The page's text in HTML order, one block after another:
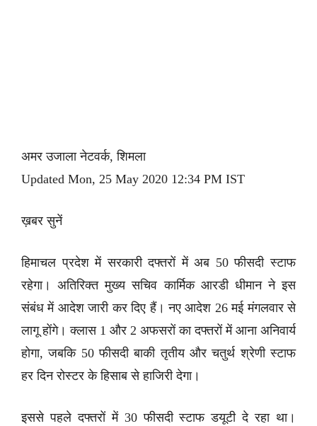
अमर उजाला नेटवर्क, शिमला
Updated Mon, 25 May 2020 12:34 PM IST
ख़बर सुनें
हिमाचल प्रदेश में सरकारी दफ्तरों में अब 50 फीसदी स्टाफ
रहेगा। अतिरिक्त मुख्य सचिव कार्मिक आरडी धीमान ने इस
संबंध में आदेश जारी कर दिए हैं। नए आदेश 26 मई मंगलवार से
लागू होंगे। क्लास 1 और 2 अफसरों का दफ्तरों में आना अनिवार्य
होगा, जबकि 50 फीसदी बाकी तृतीय और चतुर्थ श्रेणी स्टाफ
हर दिन रोस्टर के हिसाब से हाजिरी देगा।
इससे पहले दफ्तरों में 30 फीसदी स्टाफ डयूटी दे रहा था।